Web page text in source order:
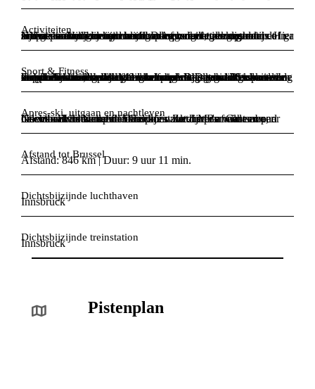
Activiteiten
Neem een duik in het zwembad of vergeet je zorgen in de sauna van het vrijetijdscentrum Aquarena, trek naar de schaatsbaan midden in het dorp en beleef uren op het ijs of ga in de sporthal jouw grenzen verleggen met de klimmuur. Hier zijn geen evenementen nodig om ervoor te zorgen dat het in Fulpmes altijd boeiend blijft. De verschillende vaste activiteiten zorgen immers al voor variatie genoeg.
Sport & Fitness
Fulpmes is een onderdeel van het gletsjergebied Stubaital en daardoor kunnen skiërs en snowboarders gebruik maken van een pistenetwerk van 149 kilometer. De evenredige verdeling in moeilijkheidsgraden zorgt ervoor dat elke wintersporter zich hier onmiddellijk thuis zal voelen. Dat geldt ook voor de langlaufers die zich te goed kunnen doen aan 120 kilometer loipen. Bovendien is het hier een paradijs voor snowboarders, want zij kunnen zich nog eens uitleven in de verschillende funparken en halfpipes.
Apres-ski, uitgaan en nachtleven
Nachtbrakers kunnen in Fulpmes al eens een wilde avond beleven in de verschillende cafés. Zo zijn Bar Caramba, Corso en Kuhstall een bezoekje waard. Maar wie een paar moves wil tonen op de dansvloer zakt beter af naar een discotheek in Neustift. Daar komt het dorp 's nachts weer helemaal tot leven.
Afstand tot Brussel
Afstand: 846 km | Duur: 9 uur 11 min.
Dichtsbijzijnde luchthaven
Innsbruck
Dichtsbijzijnde treinstation
Innsbruck
Pistenplan